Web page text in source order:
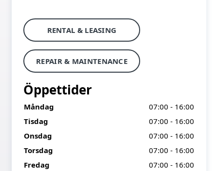
RENTAL & LEASING
REPAIR & MAINTENANCE
Öppettider
Måndag
07:00 - 16:00
Tisdag
07:00 - 16:00
Onsdag
07:00 - 16:00
Torsdag
07:00 - 16:00
Fredag
07:00 - 16:00